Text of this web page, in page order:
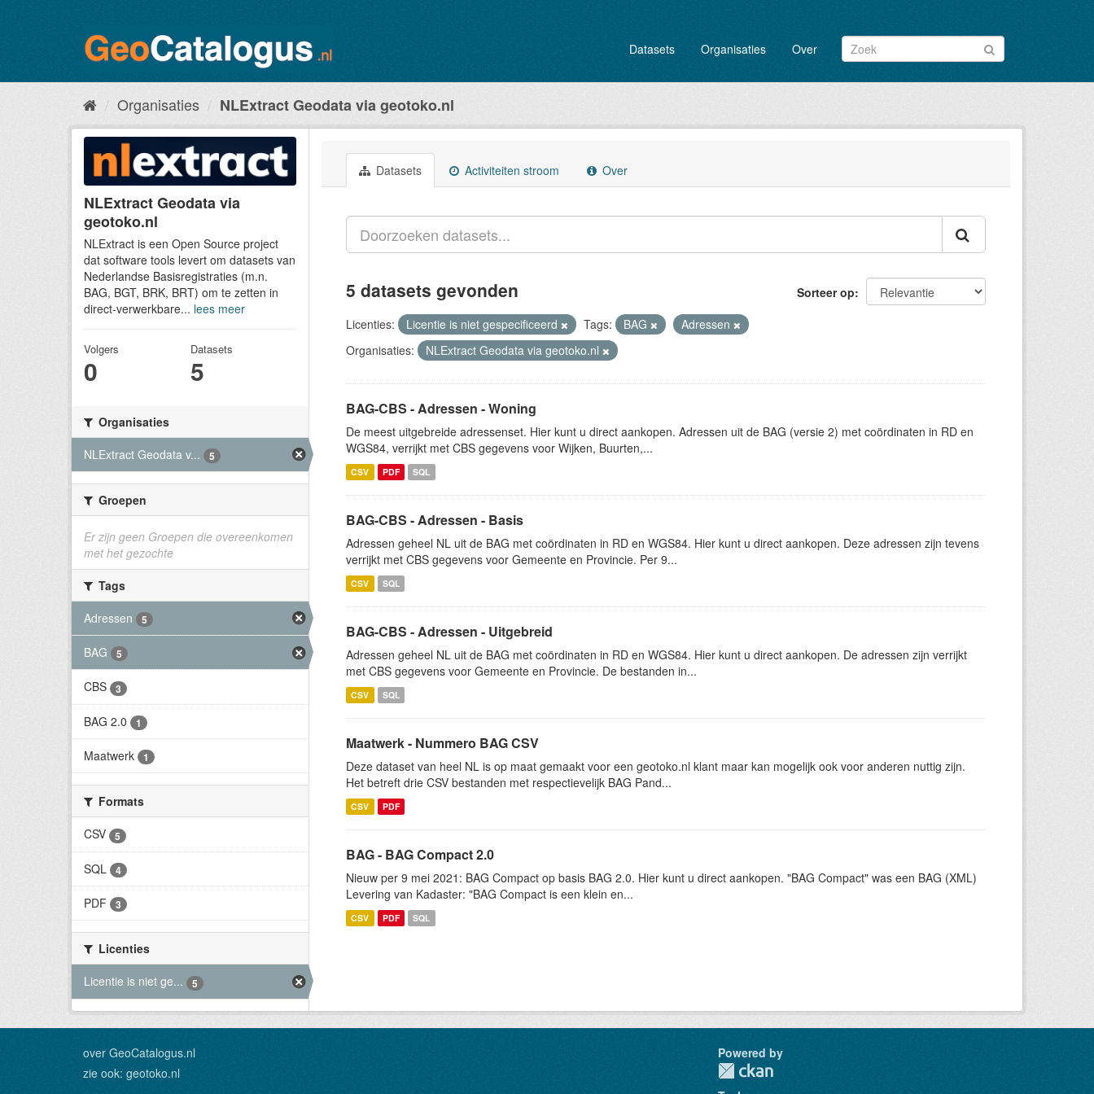
Datasets Organisaties Over
Organisaties NLExtract Geodata via geotoko.nl
NLExtract Geodata via
geotoko.nl
NLExtract is een Open Source project
dat software tools levert om datasets van
Nederlandse Basisregistraties (m.n.
BAG, BGT, BRK, BRT) om te zetten in
direct-verwerkbare... lees meer
Volgers
0
Datasets
5
Organisaties
NLExtract Geodata v...
5
Groepen
Er zijn geen Groepen die overeenkomen
met het gezochte
Tags
Adressen
5
BAG 5
CBS 3
BAG 2.0 1
Maatwerk 1
Formats
CSV
5
SQL 4
PDF 3
Licenties
Licentie is niet ge...
5
Datasets Activiteiten stroom Over
Sorteer op
5 datasets gevonden
Licenties: Licentie is niet gespecificeerd Tags: BAG
Adressen
Organisaties:
NLExtract Geodata via geotoko.nl
BAG-CBS - Adressen - Woning
De meest uitgebreide adressenset. Hier kunt u direct aankopen. Adressen uit de BAG (versie 2) met coördinaten in RD en
WGS84, verrijkt met CBS gegevens voor Wijken, Buurten,...
CSV PDF SQL
BAG-CBS - Adressen - Basis
Adressen geheel NL uit de BAG met coördinaten in RD en WGS84. Hier kunt u direct aankopen. Deze adressen zijn tevens
verrijkt met CBS gegevens voor Gemeente en Provincie. Per 9...
CSV SQL
BAG-CBS - Adressen - Uitgebreid
Adressen geheel NL uit de BAG met coördinaten in RD en WGS84. Hier kunt u direct aankopen. De adressen zijn verrijkt
met CBS gegevens voor Gemeente en Provincie. De bestanden in...
CSV SQL
Maatwerk - Nummero BAG CSV
Deze dataset van heel NL is op maat gemaakt voor een geotoko.nl klant maar kan mogelijk ook voor anderen nuttig zijn.
Het betreft drie CSV bestanden met respectievelijk BAG Pand...
CSV PDF
BAG - BAG Compact 2.0
Nieuw per 9 mei 2021: BAG Compact op basis BAG 2.0. Hier kunt u direct aankopen. "BAG Compact" was een BAG (XML)
Levering van Kadaster: "BAG Compact is een klein en...
CSV PDF SQL
over GeoCatalogus.nl
zie ook: geotoko.nl
Powered by